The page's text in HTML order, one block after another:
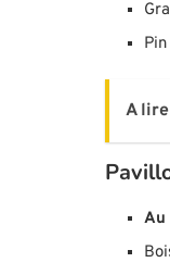
A
Au